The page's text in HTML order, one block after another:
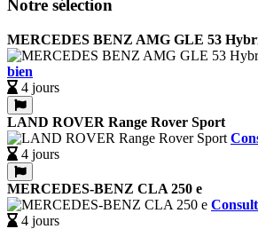
Notre sélection
MERCEDES BENZ AMG GLE 53
bien
4 jours
LAND ROVER Range Rover Sport
4 jours
MERCEDES-BENZ CLA 250 e
4 jours